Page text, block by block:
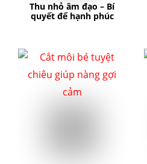
Thu nhỏ âm đạo – Bí
quyết để hạnh phúc